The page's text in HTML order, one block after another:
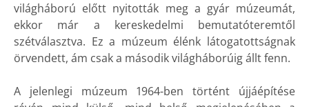
világháború előtt nyitották meg a gyár múzeumát,
ekkor már a kereskedelmi bemutatóteremtől
szétválasztva. Ez a múzeum élénk látogatottságnak
örvendett, ám csak a második világháborúig állt fenn.
A jelenlegi múzeum 1964-ben történt újjáépítése